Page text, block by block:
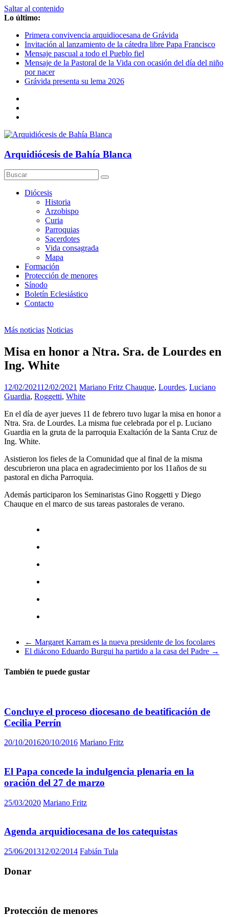
Saltar al contenido
Lo último:
Primera convivencia arquidiocesana de Grávida
Invitación al lanzamiento de la cátedra libre Papa Francisco
Mensaje pascual a todo el Pueblo fiel
Mensaje de la Pastoral de la Vida con ocasión del día del niño
por nacer
Grávida presenta su lema 2026
Arquidiócesis de Bahía Blanca
Diócesis
Historia
Arzobispo
Curia
Parroquias
Sacerdotes
Vida consagrada
Mapa
Formación
Protección de menores
Sínodo
Boletín Eclesiástico
Contacto
Más noticias Noticias
Misa en honor a Ntra. Sra. de Lourdes en
Ing. White
12/02/202112/02/2021 Mariano Fritz Chauque, Lourdes, Luciano
Guardia, Roggetti, White
En el día de ayer jueves 11 de febrero tuvo lugar la misa en honor a
Ntra. Sra. de Lourdes. La misma fue celebrada por el p. Luciano
Guardia en la gruta de la parroquia Exaltación de la Santa Cruz de
Ing. White.
Asistieron los fieles de la Comunidad que al final de la misma
descubrieron una placa en agradecimiento por los 11años de su
pastoral en dicha Parroquia.
Además participaron los Seminaristas Gino Roggetti y Diego
Chauque en el marco de sus tareas pastorales de verano.
← Margaret Karram es la nueva presidente de los focolares
El diácono Eduardo Burgui ha partido a la casa del Padre →
También te puede gustar
Concluye el proceso diocesano de beatificación de
Cecilia Perrín
20/10/201620/10/2016 Mariano Fritz
El Papa concede la indulgencia plenaria en la
oración del 27 de marzo
25/03/2020 Mariano Fritz
Agenda arquidiocesana de los catequistas
25/06/201312/02/2014 Fabián Tula
Donar
Protección de menores